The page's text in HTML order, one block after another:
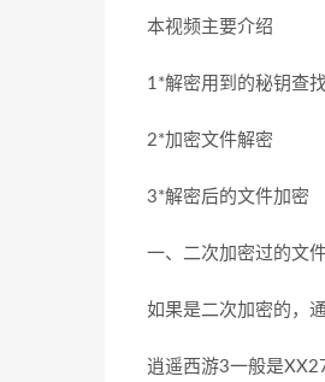
本视频主要介绍
1*解密用到的秘钥查
2*加密文件解密
3*解密后的文件加密
一、二次加密过的文
如果是二次加密的，
逍遥西游3一般是